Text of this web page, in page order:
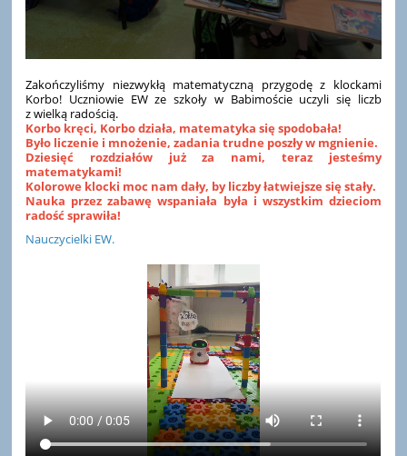
Zakończyliśmy niezwykłą matematyczną przygodę z klockami
Korbo! Uczniowie EW ze szkoły w Babimoście uczyli się liczb
z wielką radością.
Korbo kręci, Korbo działa, matematyka się spodobała!
Było liczenie i mnożenie, zadania trudne poszły w mgnienie.
Dziesięć rozdziałów już za nami, teraz jesteśmy
matematykami!
Kolorowe klocki moc nam dały, by liczby łatwiejsze się stały.
Nauka przez zabawę wspaniała była i wszystkim dzieciom
radość sprawiła!
Nauczycielki EW.